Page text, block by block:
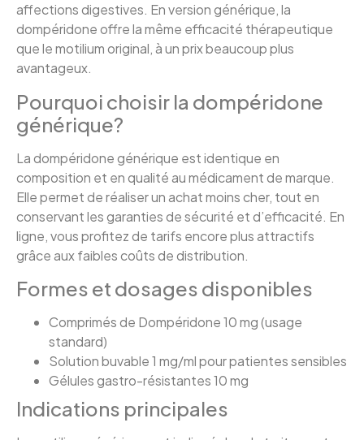
affections digestives. En version générique, la
dompéridone offre la même efficacité thérapeutique
que le motilium original, à un prix beaucoup plus
avantageux.
Pourquoi choisir la dompéridone
générique?
La dompéridone générique est identique en
composition et en qualité au médicament de marque.
Elle permet de réaliser un achat moins cher, tout en
conservant les garanties de sécurité et d’efficacité. En
ligne, vous profitez de tarifs encore plus attractifs
grâce aux faibles coûts de distribution.
Formes et dosages disponibles
Comprimés de Dompéridone 10 mg (usage
standard)
Solution buvable 1 mg/ml pour patientes sensibles
Gélules gastro-résistantes 10 mg
Indications principales